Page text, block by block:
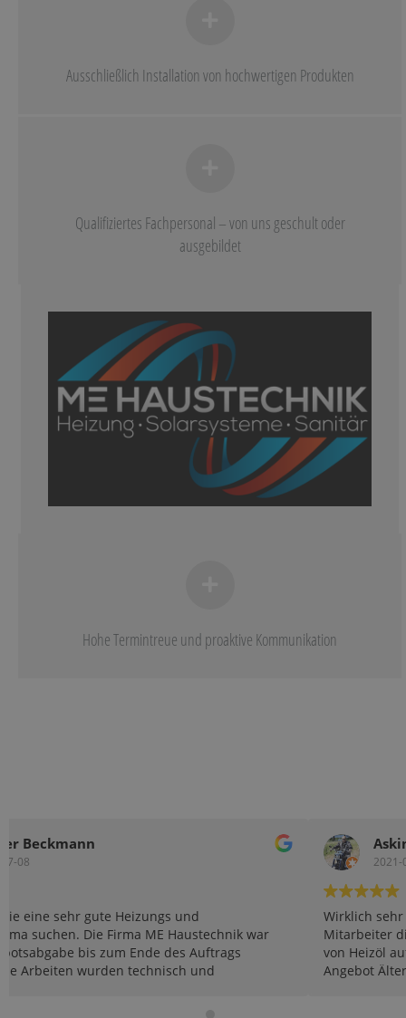
Ausschließlich Installation von hochwertigen Produkten
Qualifiziertes Fachpersonal – von uns geschult oder
ausgebildet
Hohe Termintreue und proaktive Kommunikation
Askin Gürel
Wirklich sehr Kompetent und zuverlässig. Super sehr nette
Mitarbeiter die ihr Handwerk verstehen. Bei uns wurde
von Heizöl auf eine Gasanlage umgestellt. Obwohl das
Angebot Älter als 6 Monate war und eine neuere